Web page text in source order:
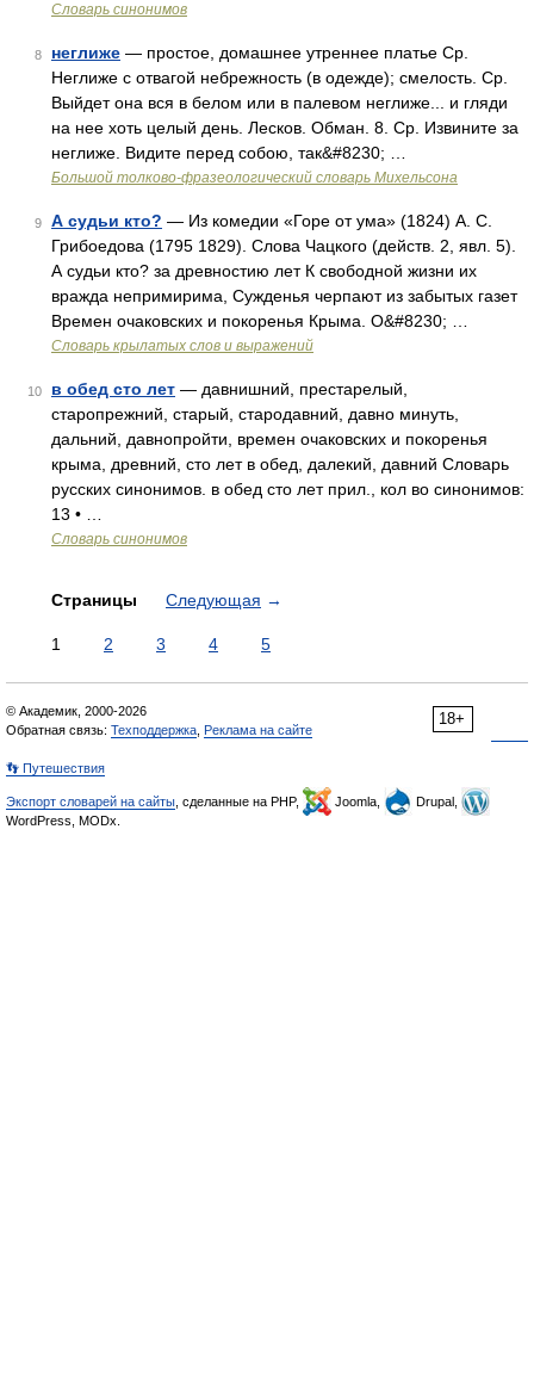
Словарь синонимов
8 неглиже — простое, домашнее утреннее платье Ср.
Неглиже с отвагой небрежность (в одежде); смелость. Ср.
Выйдет она вся в белом или в палевом неглиже... и гляди
на нее хоть целый день. Лесков. Обман. 8. Ср. Извините за
неглиже. Видите перед собою, так&#8230; …
Большой толково-фразеологический словарь Михельсона
9 А судьи кто? — Из комедии «Горе от ума» (1824) А. С.
Грибоедова (1795 1829). Слова Чацкого (действ. 2, явл. 5).
А судьи кто? за древностию лет К свободной жизни их
вражда непримирима, Сужденья черпают из забытых газет
Времен очаковских и покоренья Крыма. О&#8230; …
Словарь крылатых слов и выражений
10 в обед сто лет — давнишний, престарелый,
старопрежний, старый, стародавний, давно минуть,
дальний, давнопройти, времен очаковских и покоренья
крыма, древний, сто лет в обед, далекий, давний Словарь
русских синонимов. в обед сто лет прил., кол во синонимов:
13 • …
Словарь синонимов
Страницы Следующая →
1 2 3 4 5
18+
© Академик, 2000-2026
Обратная связь: Техподдержка Реклама на сайте
👣 Путешествия
Экспорт словарей на сайты , сделанные на PHP, Joomla,
Drupal,
WordPress, MODx.